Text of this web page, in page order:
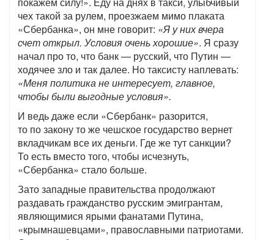
чех такой за рулем, проезжаем мимо плаката
«Сбербанка», он мне говорит: «Я у них вчера
счет открыл. Условия очень хорошие». Я сразу
начал про то, что банк — русский, что Путин —
ходячее зло и так далее. Но таксисту наплевать:
«Меня политика не интересует, главное,
чтобы были выгодные условия».
И ведь даже если «Сбербанк» разорится,
то по закону то же чешское государство вернет
вкладчикам все их деньги. Где же тут санкции?
То есть вместо того, чтобы исчезнуть,
«Сбербанка» стало больше.
Зато западные правительства продолжают
раздавать гражданство русским эмигрантам,
являющимися ярыми фанатами Путина,
«крымнашевцами», православными патриотами.